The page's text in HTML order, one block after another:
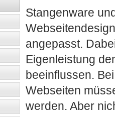
Stangenware
angepasst.
Eigenleistung
beeinflussen.
Webseiten
werden. Aber